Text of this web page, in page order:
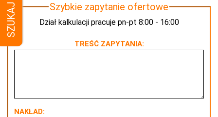
SZUKAJ Szybkie zapytanie ofertowe
Dział kalkulacji pracuje pn-pt 8:00 - 16:00
TREŚĆ ZAPYTANIA:
NAKŁAD: